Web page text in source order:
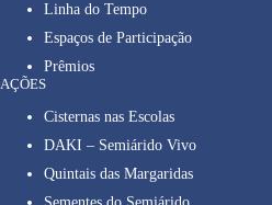
Linha do Tempo
Espaços de Participação
Prêmios
AÇÕES
Cisternas nas Escolas
DAKI – Semiárido Vivo
Quintais das Margaridas